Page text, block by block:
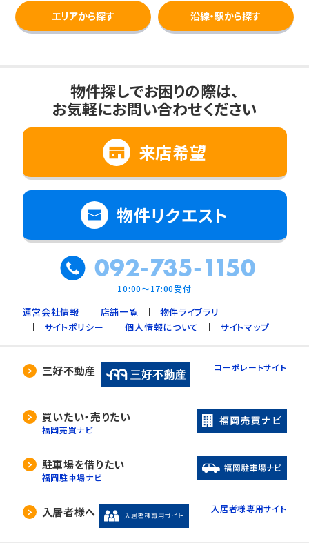
エリアから探す 沿線・駅から探す
物件探しでお困りの際は、
お気軽にお問い合わせください
来店希望
物件リクエスト
092-735-1150
10:00～17:00受付
運営会社情報 店舗一覧
物件ライブラリ
サイトポリシー
個人情報について サイトマップ
三好不動産 コーポレートサイト
買いたい・売りたい
福岡売買ナビ
駐車場を借りたい
福岡駐車場ナビ
入居者様へ 入居者様専用サイト